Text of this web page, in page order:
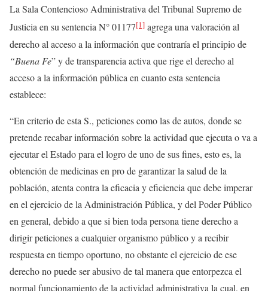
La Sala Contencioso Administrativa del Tribunal Supremo de
Justicia en su sentencia N° 01177[1] agrega una valoración al
derecho al acceso a la información que contraría el principio de
“Buena Fe” y de transparencia activa que rige el derecho al
acceso a la información pública en cuanto esta sentencia
establece:
“En criterio de esta S., peticiones como las de autos, donde se
pretende recabar información sobre la actividad que ejecuta o va a
ejecutar el Estado para el logro de uno de sus fines, esto es, la
obtención de medicinas en pro de garantizar la salud de la
población, atenta contra la eficacia y eficiencia que debe imperar
en el ejercicio de la Administración Pública, y del Poder Público
en general, debido a que si bien toda persona tiene derecho a
dirigir peticiones a cualquier organismo público y a recibir
respuesta en tiempo oportuno, no obstante el ejercicio de ese
derecho no puede ser abusivo de tal manera que entorpezca el
normal funcionamiento de la actividad administrativa la cual, en